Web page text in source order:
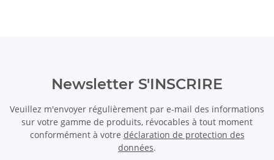
Newsletter S'INSCRIRE
Veuillez m'envoyer régulièrement par e-mail des informations
sur votre gamme de produits, révocables à tout moment
conformément à votre déclaration de protection des
données.